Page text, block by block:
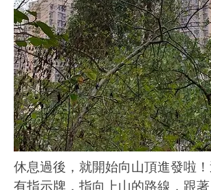
休息過後，就開始向山頂進發啦
有指示牌，指向上山的路線，跟著